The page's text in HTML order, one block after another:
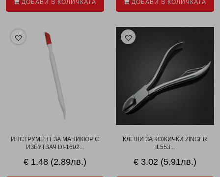
ДОБАВИ В КОЛИЧКАТА ДОБАВИ В КОЛИЧКАТА
ИНСТРУМЕНТ ЗА МАНИКЮР С
ИЗБУТВАЧ DI-1602...
€ 1.48 (2.89лв.)
КЛЕЩИ ЗА КОЖИЧКИ ZINGER
IL553...
€ 3.02 (5.91лв.)